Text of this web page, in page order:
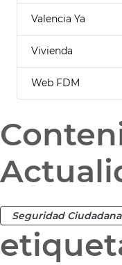
Valencia Ya
Vivienda
Web FDM
Seguridad Ciudadana